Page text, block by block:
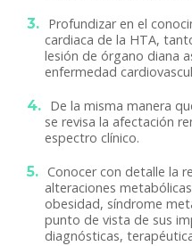
Profundizar en el
cardiaca de la HTA,
lesión de órgano diana
enfermedad
De la misma manera
se revisa la afectación
espectro clínico.
Conocer con detalle la
alteraciones
obesidad, síndrome
punto de vista de sus
diagnósticas,